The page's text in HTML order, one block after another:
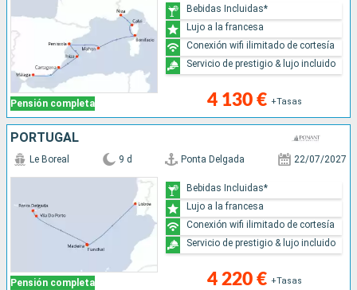
Pensión completa 4 130 € +Tasas
Bebidas Incluidas*
Lujo a la francesa
Conexión wifi ilimitado de cortesía
Servicio de prestigio & lujo incluido
PORTUGAL
Pensión completa
Le Boreal 9 d Ponta Delgada 22/07/2027
4 220 € +Tasas
Bebidas Incluidas*
Lujo a la francesa
Conexión wifi ilimitado de cortesía
Servicio de prestigio & lujo incluido